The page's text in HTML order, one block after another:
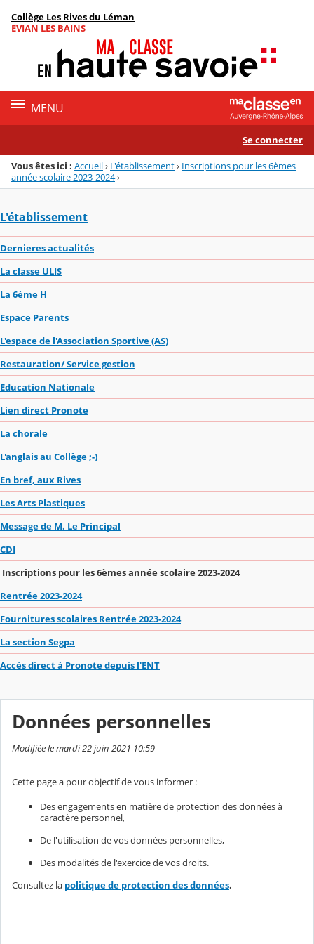
Menu de la rubrique
Contenu
Collège Les Rives du Léman
EVIAN LES BAINS
MENU
Se connecter
Vous êtes ici : Accueil› L'établissement› Inscriptions pour les 6èmes
année scolaire 2023-2024›
L'établissement
Dernieres actualités
La classe ULIS
La 6ème H
Espace Parents
L'espace de l'Association Sportive (AS)
Restauration/ Service gestion
Education Nationale
Lien direct Pronote
La chorale
L'anglais au Collège ;-)
En bref, aux Rives
Les Arts Plastiques
Message de M. Le Principal
CDI
Inscriptions pour les 6èmes année scolaire 2023-2024
Rentrée 2023-2024
Fournitures scolaires Rentrée 2023-2024
La section Segpa
Accès direct à Pronote depuis l'ENT
Données personnelles
Modifiée le mardi 22 juin 2021 10:59
Cette page a pour objectif de vous informer :
Des engagements en matière de protection des données à
caractère personnel,
De l'utilisation de vos données personnelles,
Des modalités de l'exercice de vos droits.
Consultez la politique de protection des données.